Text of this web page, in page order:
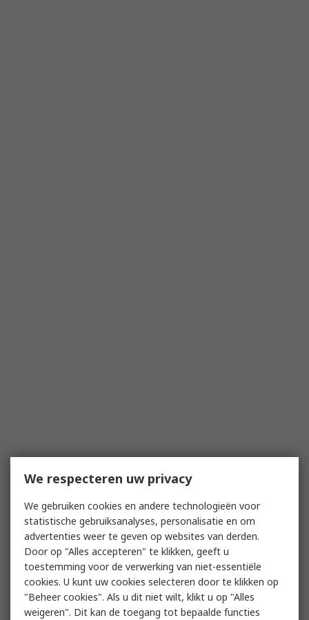
We respecteren uw privacy
We gebruiken cookies en andere technologieën voor
statistische gebruiksanalyses, personalisatie en om
advertenties weer te geven op websites van derden.
Door op "Alles accepteren" te klikken, geeft u
toestemming voor de verwerking van niet-essentiële
cookies. U kunt uw cookies selecteren door te klikken op
"Beheer cookies". Als u dit niet wilt, klikt u op "Alles
weigeren". Dit kan de toegang tot bepaalde functies